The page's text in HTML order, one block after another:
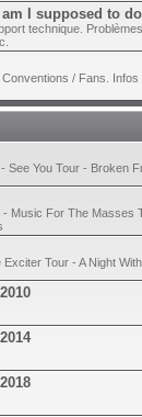
I supposed to
technique.
/ Fans.
See You Tour - Broken
- Music For The Masses
Tour - A Night